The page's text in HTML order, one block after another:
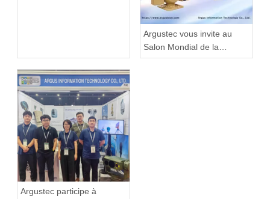
Argustec vous invite au
Salon Mondial de la
Défense 2026 !
Argustec participe à